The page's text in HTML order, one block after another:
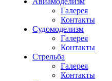
Галерея
Контакты
Судомоделизм
Галерея
Контакты
Стрельба
Галерея
Контакты